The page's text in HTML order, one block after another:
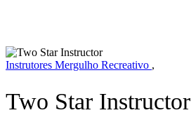
Instrutores Mergulho Recreativo ,
Two Star Instructor